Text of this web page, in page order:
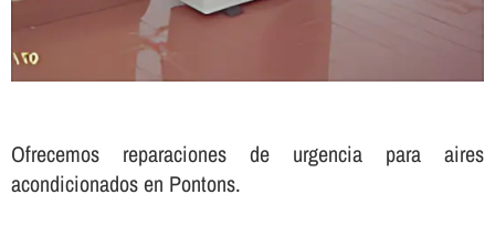
Ofrecemos reparaciones de urgencia para aires
acondicionados en Pontons.